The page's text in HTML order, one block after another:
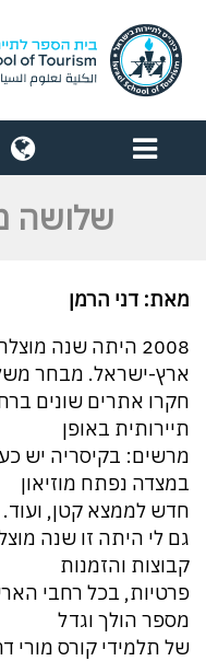
תפריט
שלושה
מאת: דני הרמן
2008 היתה שנה
ארץ-ישראל. מבחר
חקרו אתרים שונים
תיירותית באופן
מרשים: בקיסריה יש
במצדה נפתח מוזיאון
חדש לממצא קטן, ועוד.
גם לי היתה זו שנה
קבוצות והזמנות
פרטיות, בכל רחבי
מספר הולך וגדל
של תלמידי קורס מורי